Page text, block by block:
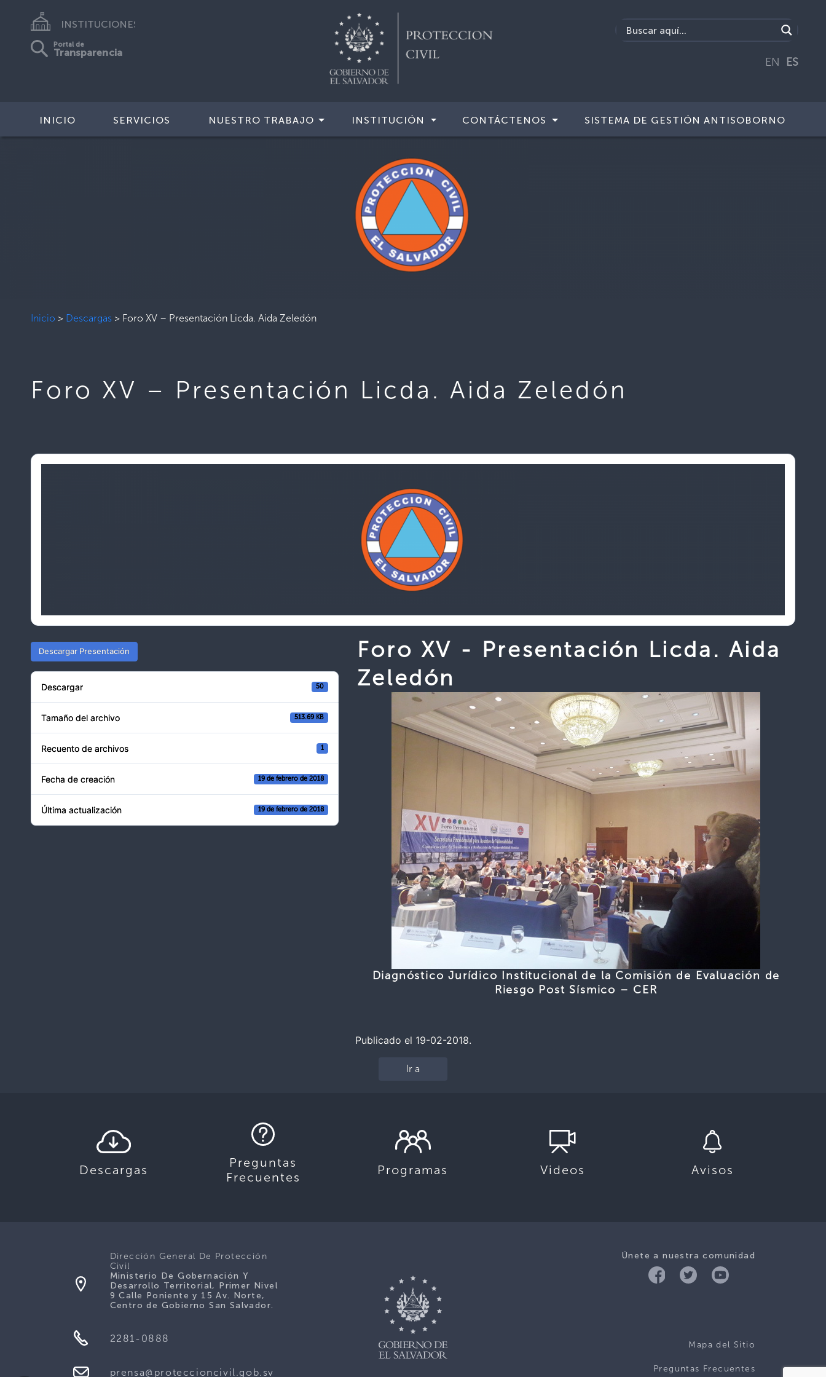
INSTITUCIONES
Portal de
Transparencia
EN ES
INICIO SERVICIOS NUESTRO TRABAJO INSTITUCIÓN CONTÁCTENOS SISTEMA DE GESTIÓN ANTISOBORNO
Inicio > Descargas > Foro XV – Presentación Licda. Aida Zeledón
Foro XV – Presentación Licda. Aida Zeledón
Descargar Presentación
Descargar 50
Tamaño del archivo 513.69 KB
Recuento de archivos 1
Fecha de creación 19 de febrero de 2018
Última actualización 19 de febrero de 2018
Foro XV - Presentación Licda. Aida
Zeledón
Diagnóstico Jurídico Institucional de la Comisión de Evaluación de
Riesgo Post Sísmico – CER
Publicado el 19-02-2018.
Ir a
Descargas
Preguntas
Frecuentes
Programas Videos Avisos
Únete a nuestra comunidad
Mapa del Sitio
Preguntas Frecuentes
Dirección General De Protección
Civil
Ministerio De Gobernación Y
Desarrollo Territorial, Primer Nivel
9 Calle Poniente y 15 Av. Norte,
Centro de Gobierno San Salvador.
2281-0888
prensa@proteccioncivil.gob.sv